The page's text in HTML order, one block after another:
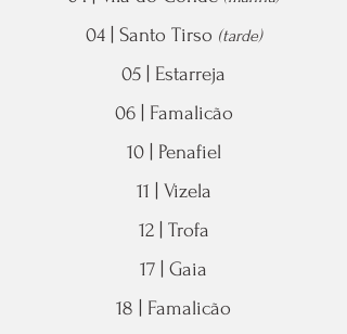
04 | Santo Tirso (tarde)
05 | Estarreja
06 | Famalicão
10 | Penafiel
11 | Vizela
12 | Trofa
17 | Gaia
18 | Famalicão